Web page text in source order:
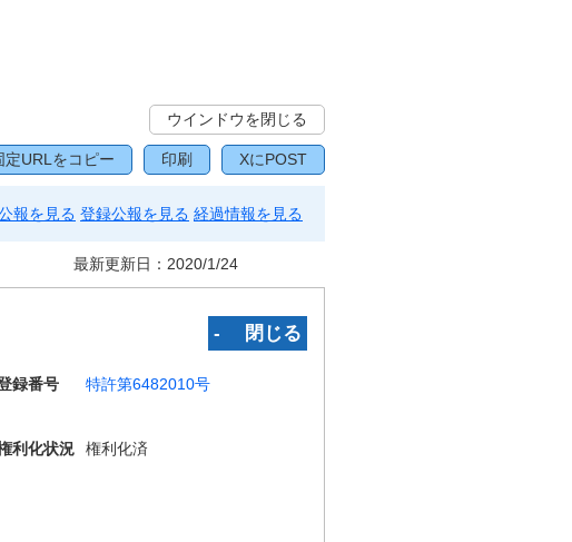
ウインドウを閉じる
定URLをコピー 印刷 XにPOST
報を見る 登録公報を見る 経過情報を見る
最新更新日： 2020/1/24
‐ 閉じる
録番号
特許第6482010号
利化状況
権利化済